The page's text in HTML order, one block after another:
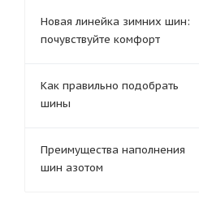
Новая линейка зимних шин:
почувствуйте комфорт
Как правильно подобрать
шины
Преимущества наполнения
шин азотом